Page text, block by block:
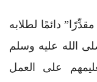
دائمًا لطلابه
الله عليه وسلم
على العمل